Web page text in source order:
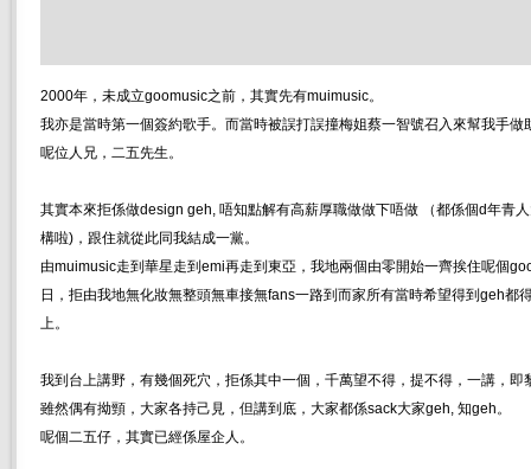
2000年，未成立goomusic之前，其實先有muimusic。
我亦是當時第一個簽約歌手。而當時被誤打誤撞梅姐蔡一智號召入來幫我手做
呢位人兄，二五先生。
其實本來拒係做design geh, 唔知點解有高薪厚職做做下唔做 （都係個d年青
構啦)，跟住就從此同我結成一黨。
由muimusic走到華星走到emi再走到東亞，我地兩個由零開始一齊挨住呢個
日，拒由我地無化妝無整頭無車接無fans一路到而家所有當時希望得到geh都
上。
我到台上講野，有幾個死穴，拒係其中一個，千萬望不得，提不得，一講，即
雖然偶有拗頸，大家各持己見，但講到底，大家都係sack大家geh, 知geh。
呢個二五仔，其實已經係屋企人。